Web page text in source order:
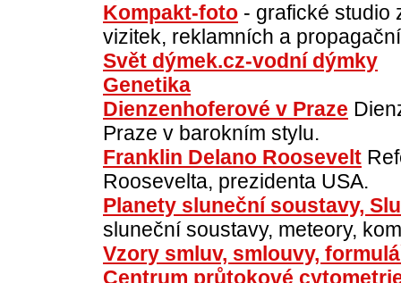
Kompakt-foto - grafické studio
vizitek, reklamních a
Svět dýmek.cz-vodní dýmky
Genetika
Dienzenhoferové v Praze
Praze v barokním stylu.
Franklin Delano Roosevelt
Roosevelta, prezidenta USA.
Planety sluneční soustavy,
sluneční soustavy, meteory,
Vzory smluv, smlouvy,
Centrum průtokové